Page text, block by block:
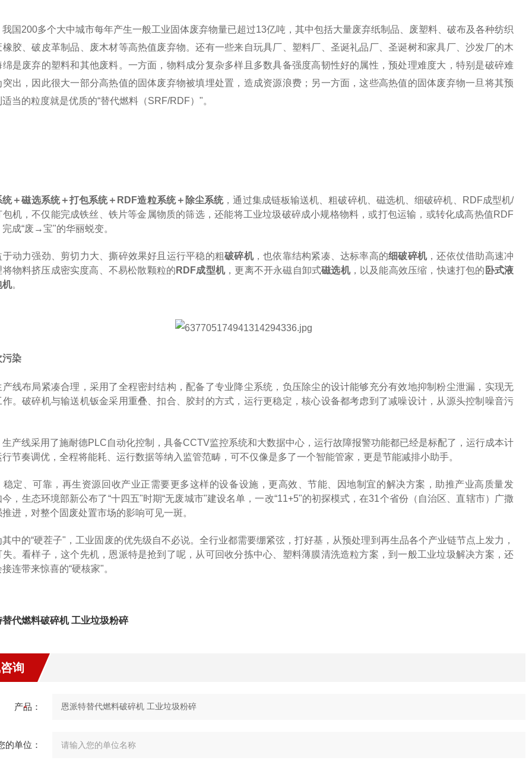
我国200多个大中城市每年产生一般工业固体废弃物量已超过13亿吨，其中包括大量废弃纸制品、废塑料、破布及各种纺织
橡胶、破皮革制品、废木材等高热值废弃物。还有一些来自玩具厂、塑料厂、圣诞礼品厂、圣诞树和家具厂、沙发厂的木
绵是废弃的塑料和其他废料。一方面，物料成分复杂多样且多数具备强度高韧性好的属性，预处理难度大，特别是破碎难
突出，因此很大一部分高热值的固体废弃物被填埋处置，造成资源浪费；另一方面，这些高热值的固体废弃物一旦将其预
当的粒度就是优质的“替代燃料（SRF/RDF）"。
统＋磁选系统＋打包系统＋RDF造粒系统＋除尘系统，通过集成链板输送机、粗破碎机、磁选机、细破碎机、RDF成型机/
包机，不仅能完成铁丝、铁片等金属物质的筛选，还能将工业垃圾破碎成小规格物料，或打包运输，或转化成高热值RDF
成“废→宝"的华丽蜕变。
于动力强劲、剪切力大、撕碎效果好且运行平稳的粗破碎机，也依靠结构紧凑、达标率高的细破碎机，还依仗借助高速冲
将物料挤压成密实度高、不易松散颗粒的 RDF成型机，更离不开永磁自卸式磁选机，以及能高效压缩，快速打包的 卧式液
机。
污染
产线布局紧凑合理，采用了全程密封结构，配备了专业降尘系统，负压除尘的设计能够充分有效地抑制粉尘泄漏，实现无
作。破碎机与输送机钣金采用重叠、扣合、胶封的方式，运行更稳定，核心设备都考虑到了减噪设计，从源头控制噪音污
生产线采用了施耐德PLC自动化控制，具备CCTV监控系统和大数据中心，运行故障报警功能都已经是标配了，运行成本计
节奏调优，全程将能耗、运行数据等纳入监管范畴，可不仅像是多了一个智能管家，更是节能减排小助手。
稳定、可靠，再生资源回收产业正需要更多这样的设备设施，更高效、节能、因地制宜的解决方案，助推产业高质量发
今，生态环境部新公布了“十四五"时期“无废城市"建设名单，一改“11+5"的初探模式，在31个省份（自治区、直辖市）广撒
进，对整个固废处置市场的影响可见一斑。
中的“硬茬子"，工业固废的优先级自不必说。全行业都需要绷紧弦，打好基，从预处理到再生品各个产业链节点上发力，
失。看样子，这个先机，恩派特是抢到了呢，从可回收分拣中心、塑料薄膜清洗造粒方案，到一般工业垃圾解决方案，还
连带来惊喜的“硬核家"。
替代燃料破碎机 工业垃圾粉碎
询
产品：
的单位：